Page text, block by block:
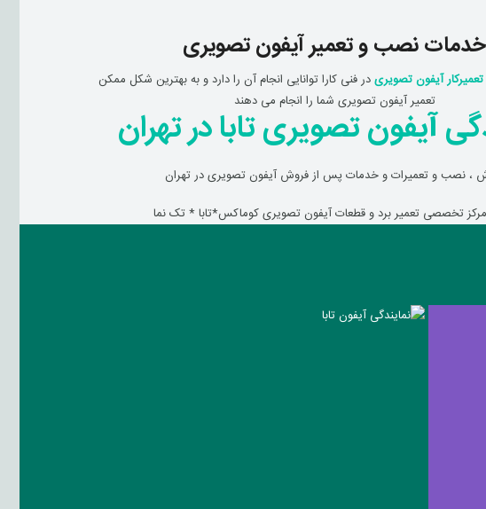
خدمات نصب و تعمیر آیفون تصویری
تعمیرکار آیفون تصویریدر فنی کارا توانایی انجام آن را دارد و به بهترین شکل ممکن
تعمیر آیفون تصویری شما را انجام می دهند
آیفون تصویری تابا در تهران
، نصب و تعمیرات و خدمات پس از فروش آیفون تصویری در تهران
مرکز تخصصی تعمیر برد و قطعات آیفون تصویری کوماکس*تابا * تک نما